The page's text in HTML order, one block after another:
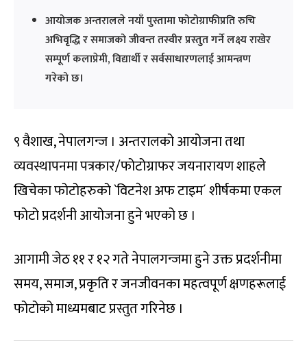
आयोजक अन्तरालले नयाँ पुस्तामा फोटोग्राफीप्रति रुचि
अभिवृद्धि र समाजको जीवन्त तस्वीर प्रस्तुत गर्ने लक्ष्य राखेर
सम्पूर्ण कलाप्रेमी, विद्यार्थी र सर्वसाधारणलाई आमन्त्रण
गरेको छ।
९ वैशाख, नेपालगन्ज । अन्तरालको आयोजना तथा
व्यवस्थापनमा पत्रकार/फोटोग्राफर जयनारायण शाहले
खिचेका फोटोहरुको `विटनेश अफ टाइम´ शीर्षकमा एकल
फोटो प्रदर्शनी आयोजना हुने भएको छ ।
आगामी जेठ ११ र १२ गते नेपालगन्जमा हुने उक्त प्रदर्शनीमा
समय, समाज, प्रकृति र जनजीवनका महत्वपूर्ण क्षणहरूलाई
फोटोको माध्यमबाट प्रस्तुत गरिनेछ ।